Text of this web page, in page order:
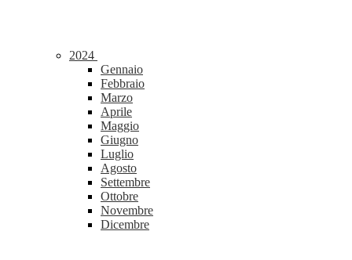
2024
Gennaio
Febbraio
Marzo
Aprile
Maggio
Giugno
Luglio
Agosto
Settembre
Ottobre
Novembre
Dicembre